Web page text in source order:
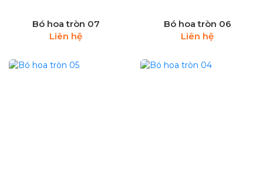
Bó hoa tròn 07
Liên hệ
Bó hoa tròn 06
Liên hệ